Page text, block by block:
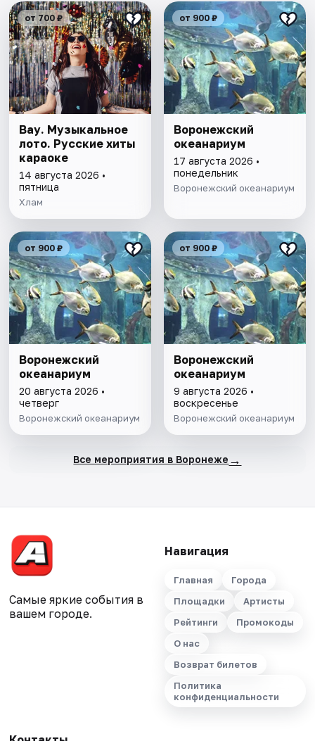
от 700 ₽
Вау. Музыкальное
лото. Русские хиты
караоке
14 августа 2026 •
пятница
Хлам
от 900 ₽
Воронежский
океанариум
17 августа 2026 •
понедельник
Воронежский океанариум
от 900 ₽
Воронежский
океанариум
20 августа 2026 •
четверг
Воронежский океанариум
от 900 ₽
Воронежский
океанариум
9 августа 2026 •
воскресенье
Воронежский океанариум
Все мероприятия в Воронеже →
Самые яркие события в
вашем городе.
Навигация
Главная
Города
Площадки
Артисты
Рейтинги
Промокоды
О нас
Возврат билетов
Политика
конфиденциальности